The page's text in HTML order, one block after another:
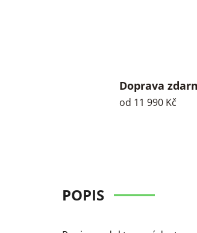
Doprava
od 11 990 Kč
POPIS